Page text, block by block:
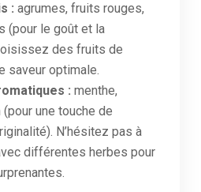
: agrumes, fruits rouges,
(pour le goût et la
des fruits de
saveur optimale.
: menthe,
une touche de
N’hésitez pas à
différentes herbes pour